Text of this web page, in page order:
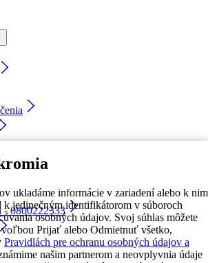
ukladáme informácie v zariadení alebo k nim
k jedinečným identifikátorom v súboroch
osobných údajov. Svoj súhlas môžete
Prijať alebo Odmietnuť všetko,
Pravidlách pre ochranu osobných údajov a
našim partnerom a neovplyvnia údaje
- 0800222333